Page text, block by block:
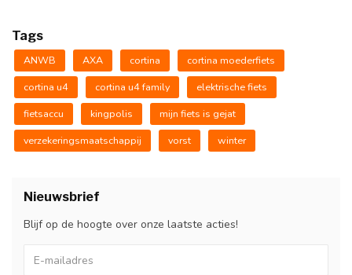
Tags
ANWB AXA cortina
cortina moederfiets
cortina u4
cortina u4 family
elektrische fiets
fietsaccu
kingpolis
mijn fiets is gejat
verzekeringsmaatschappij
vorst winter
Nieuwsbrief
Blijf op de hoogte over onze laatste acties!